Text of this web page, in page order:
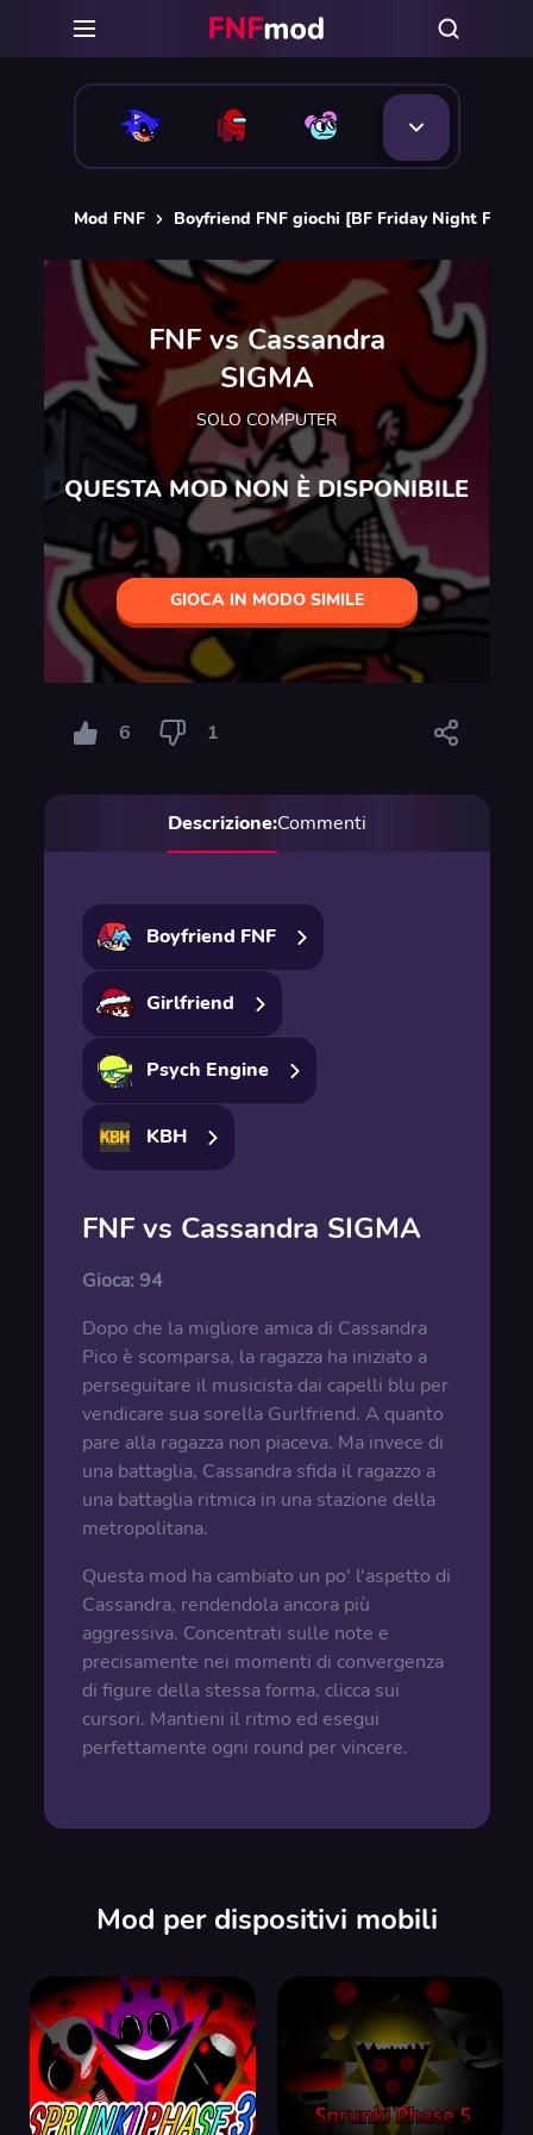
Mod FNF Boyfriend FNF giochi [BF Friday Night
FNF vs Cassandra
SIGMA
SOLO COMPUTER
QUESTA MOD NON È DISPONIBILE
GIOCA IN MODO SIMILE
6 1
Descrizione:Commenti
Boyfriend FNF
Girlfriend
Psych Engine
KBH
FNF vs Cassandra SIGMA
Gioca: 94
Dopo che la migliore amica di Cassandra
Pico è scomparsa, la ragazza ha iniziato a
perseguitare il musicista dai capelli blu per
vendicare sua sorella Gurlfriend. A quanto
pare alla ragazza non piaceva. Ma invece di
una battaglia, Cassandra sfida il ragazzo a
una battaglia ritmica in una stazione della
metropolitana.
Questa mod ha cambiato un po' l'aspetto di
Cassandra, rendendola ancora più
aggressiva. Concentrati sulle note e
precisamente nei momenti di convergenza
di figure della stessa forma, clicca sui
cursori. Mantieni il ritmo ed esegui
perfettamente ogni round per vincere.
Mod per dispositivi mobili